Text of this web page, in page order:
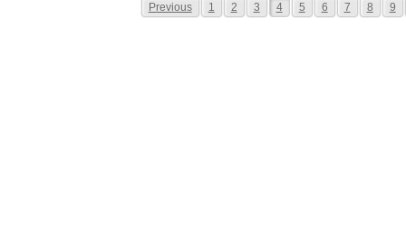
Previous 1 2 3 4 5 6 7 8 9